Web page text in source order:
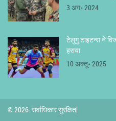
3 अग॰ 2024
टेलुगु टाइटन्स ने
हराया
10 अक्तू॰ 2025
© 2026. सर्वाधिकार सुरक्षित|